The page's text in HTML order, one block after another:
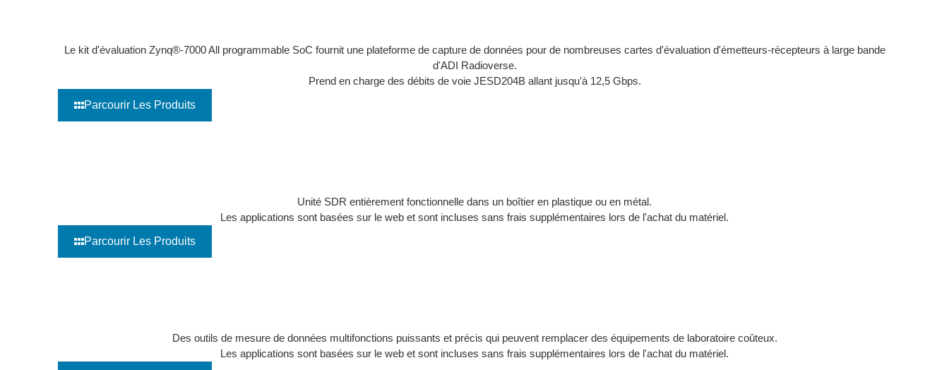
Le kit d'évaluation Zynq®-7000 All programmable SoC fournit une plateforme de capture de données pour de nombreuses cartes d'évaluation d'émetteurs-récepteurs à large bande
d'ADI Radioverse.
Prend en charge des débits de voie JESD204B allant jusqu'à 12,5 Gbps.
Parcourir Les Produits
Unité SDR entièrement fonctionnelle dans un boîtier en plastique ou en métal.
Les applications sont basées sur le web et sont incluses sans frais supplémentaires lors de l'achat du matériel.
Parcourir Les Produits
Des outils de mesure de données multifonctions puissants et précis qui peuvent remplacer des équipements de laboratoire coûteux.
Les applications sont basées sur le web et sont incluses sans frais supplémentaires lors de l'achat du matériel.